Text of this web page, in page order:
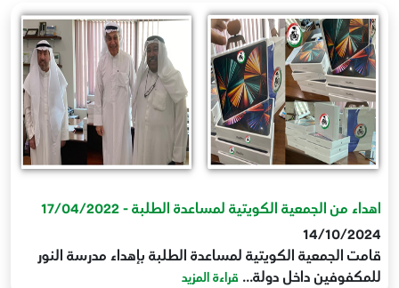
اهداء من الجمعية الكويتية لمساعدة الطلبة - 17/04/2022
14/10/2024
قامت الجمعية الكويتية لمساعدة الطلبة بإهداء مدرسة النور
للمكفوفين داخل دولة... قراءة المزيد